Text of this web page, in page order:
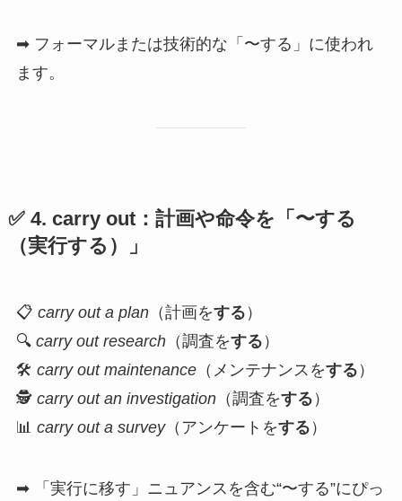
➡ フォーマルまたは技術的な「〜する」に使われ
ます。
✅ 4. carry out：計画や命令を「〜する
（実行する）」
📋 carry out a plan（計画をする ）
🔍 carry out research（調査をする ）
🛠 carry out maintenance（メンテナンスをする ）
🕵️ carry out an investigation（調査をする ）
📊 carry out a survey（アンケートをする ）
➡ 「実行に移す」ニュアンスを含む“〜する”にぴっ